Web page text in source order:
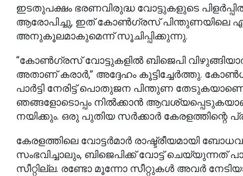
ഇടതുപക്ഷം ഭരണവിരുദ്ധ വോട്ടുകളുടെ
ആരോപിച്ചു, ഇത് കോൺഗ്രസ് പിന്തുണയിലെ
അനുകൂലമാകുമെന്ന് സൂചിപ്പിക്കുന്നു.
“കോൺഗ്രസ് വോട്ടുകളിൽ ബിജെപി
അതാണ് കരാർ,” അദ്ദേഹം കൂട്ടിച്ചേർത്തു.
പാർട്ടി നേരിട്ട് പൊതുജന പിന്തുണ
ഞങ്ങളോടൊപ്പം നിൽക്കാൻ
നയിക്കും. ഒരു പുതിയ സർക്കാർ കേരളത്തിന്റെ
കേരളത്തിലെ വോട്ടർമാർ രാഷ്ട്രീയമായി
സംഭവിച്ചാലും, ബിജെപിക്ക് വോട്ട് ചെയ്യുന്നത്
സീറ്റില്ല. രണ്ടോ മൂന്നോ സീറ്റുകൾ അവർ